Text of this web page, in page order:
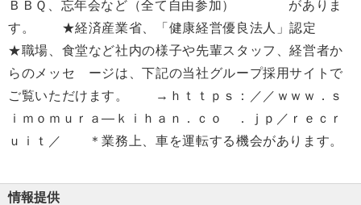
ＢＢＱ、忘年会など（全て自由参加） がありま
す。 ★経済産業省、「健康経営優良法人」認定
★職場、食堂など社内の様子や先輩スタッフ、経営者か
らのメッセ ージは、下記の当社グループ採用サイトで
ご覧いただけます。 →ｈｔｔｐｓ：／／ｗｗｗ．ｓ
ｉｍｏｍｕｒａ―ｋｉｈａｎ．ｃｏ ．ｊｐ／ｒｅｃｒ
ｕｉｔ／ ＊業務上、車を運転する機会があります。
情報提供